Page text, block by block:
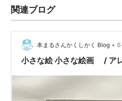
関連ブログ
本まるさんかくしかく Blog • 6
小さな